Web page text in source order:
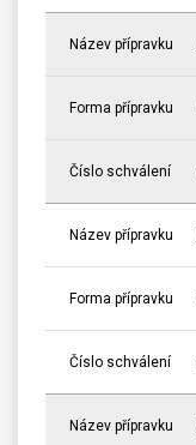
Název přípravku
Forma přípravku
Číslo schválení
Název přípravku
Forma přípravku
Číslo schválení
Název přípravku